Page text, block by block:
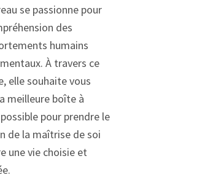
se passionne pour
des
humains
À travers ce
elle souhaite vous
meilleure boîte à
pour prendre le
de la maîtrise de soi
une vie choisie et